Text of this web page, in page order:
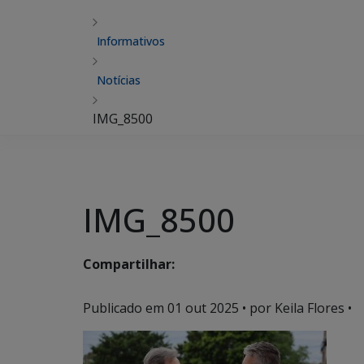
Informativos
Notícias
IMG_8500
IMG_8500
Compartilhar:
Publicado em 01 out 2025 • por Keila Flores •